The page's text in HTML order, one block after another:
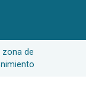
zona de